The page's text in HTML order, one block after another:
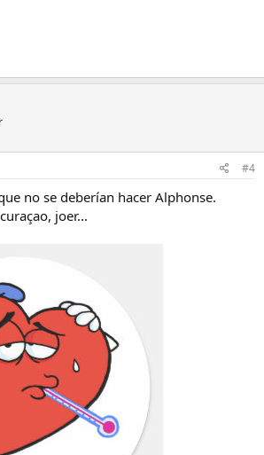
#4
no se deberían hacer Alphonse.
joer...